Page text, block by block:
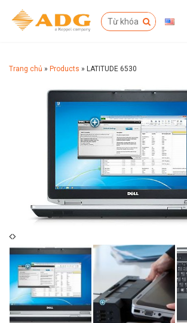
Trang chủ » Products » LATITUDE 6530